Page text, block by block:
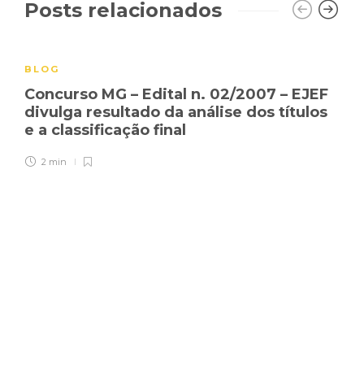
Posts relacionados
BLOG
Concurso MG – Edital n. 02/2007 – EJEF
divulga resultado da análise dos títulos
e a classificação final
2 min